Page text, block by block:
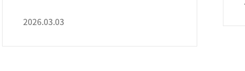
2026.03.03